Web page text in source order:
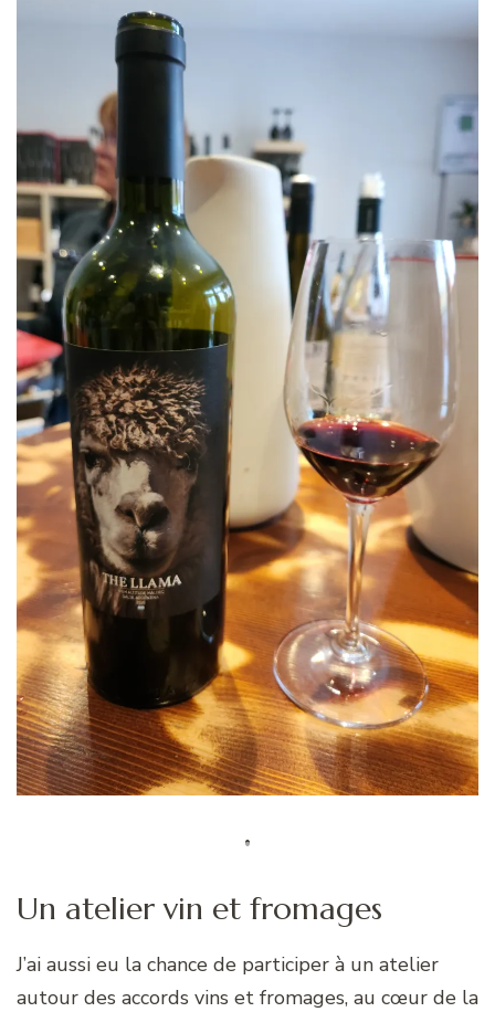
Un atelier vin et fromages
J’ai aussi eu la chance de participer à un atelier
autour des accords vins et fromages, au cœur de la